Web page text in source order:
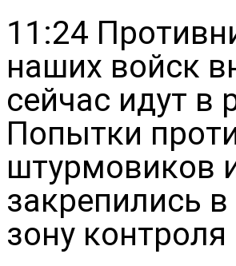
11:24
наших войск
сейчас идут в
Попытки
штурмовиков
закрепились
зону